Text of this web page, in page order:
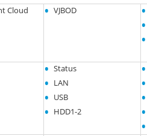
Cloud • VJBOD •
•
•
• Status
• LAN
• USB
• HDD1-2
•
•
•
•
•